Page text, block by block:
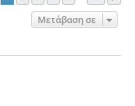
Μετάβαση σε